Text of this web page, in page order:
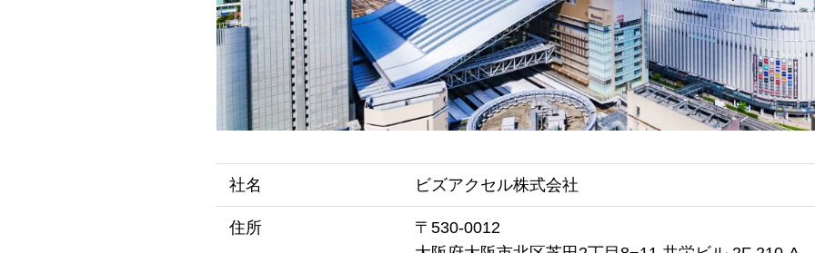
社名 ビズアクセル株式会社
住所
〒530-0012